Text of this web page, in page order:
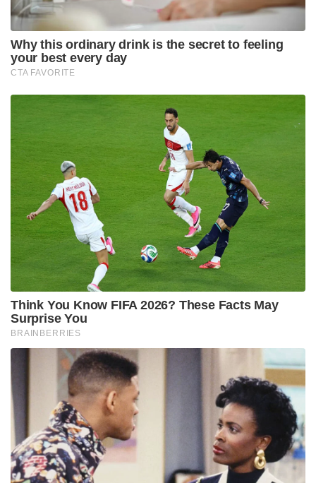
Why this ordinary drink is the secret to feeling
your best every day
CTA FAVORITE
Think You Know FIFA 2026? These Facts May
Surprise You
BRAINBERRIES